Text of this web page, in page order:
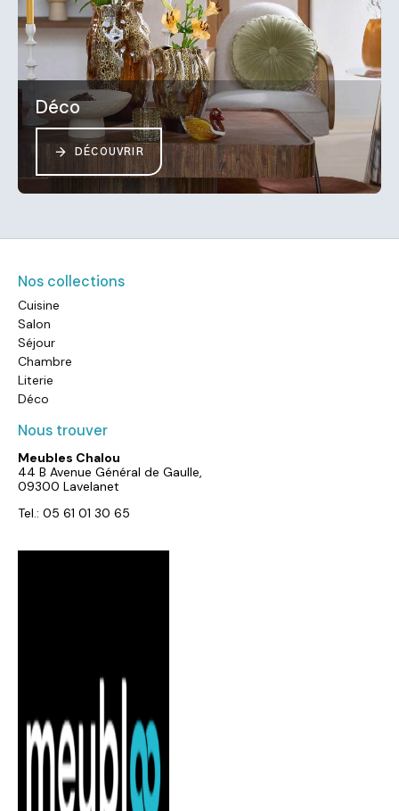
Déco
DÉCOUVRIR
Nos collections
Cuisine
Salon
Séjour
Chambre
Literie
Déco
Nous trouver
Meubles Chalou
44 B Avenue Général de Gaulle,
09300 Lavelanet
Tel.: 05 61 01 30 65